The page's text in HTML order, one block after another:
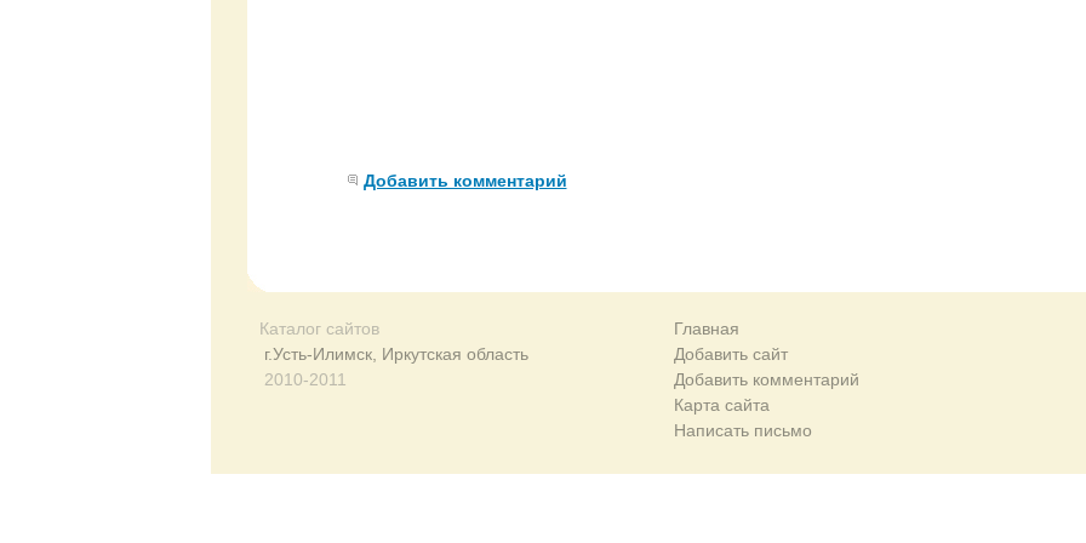
Добавить комментарий
Каталог сайтов
г.Усть-Илимск, Иркутская область
2010-2011
Главная
Добавить сайт
Добавить комментарий
Карта сайта
Написать письмо